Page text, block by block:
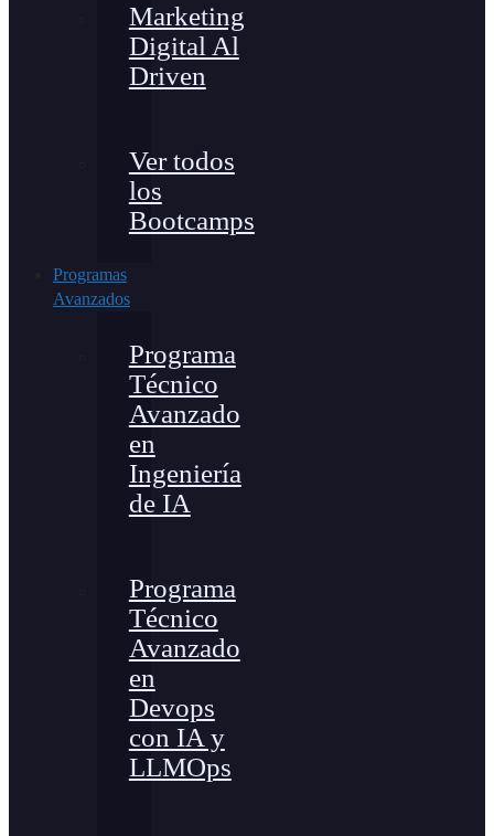
Marketing
Digital Al
Driven
Ver todos
los
Bootcamps
Programas
Avanzados
Programa
Técnico
Avanzado
en
Ingeniería
de IA
Programa
Técnico
Avanzado
en
Devops
con IA y
LLMOps